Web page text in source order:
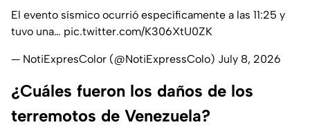
El evento sísmico ocurrió específicamente a las 11:25 y
tuvo una… pic.twitter.com/K306XtU0ZK
— NotiExpresColor (@NotiExpressColo) July 8, 2026
¿Cuáles fueron los daños de los
terremotos de Venezuela?